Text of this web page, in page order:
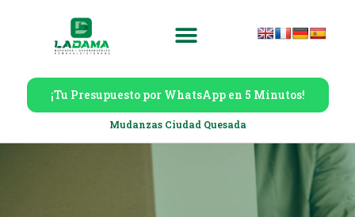
¡Tu Presupuesto por WhatsApp en 5 Minutos!
Mudanzas Ciudad Quesada